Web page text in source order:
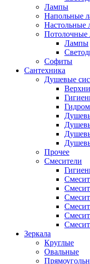
Лампы
Напольные
Настольные
Потолочные
Лампы
Софиты
Сантехника
Душевые
Прочее
Смесители
Зеркала
Круглые
Овальные